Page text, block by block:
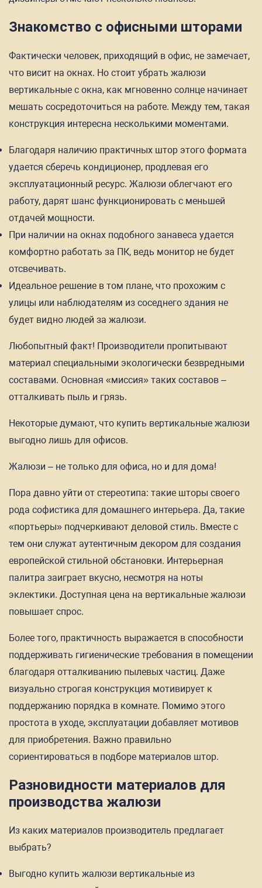
Знакомство с офисными шторами
Фактически человек, приходящий в офис, не замечает,
что висит на окнах. Но стоит убрать жалюзи
вертикальные с окна, как мгновенно солнце начинает
мешать сосредоточиться на работе. Между тем, такая
конструкция интересна несколькими моментами.
Благодаря наличию практичных штор этого формата
удается сберечь кондиционер, продлевая его
эксплуатационный ресурс. Жалюзи облегчают его
работу, дарят шанс функционировать с меньшей
отдачей мощности.
При наличии на окнах подобного занавеса удается
комфортно работать за ПК, ведь монитор не будет
отсвечивать.
Идеальное решение в том плане, что прохожим с
улицы или наблюдателям из соседнего здания не
будет видно людей за жалюзи.
Любопытный факт! Производители пропитывают
материал специальными экологически безвредными
составами. Основная «миссия» таких составов –
отталкивать пыль и грязь.
Некоторые думают, что купить вертикальные жалюзи
выгодно лишь для офисов.
Жалюзи – не только для офиса, но и для дома!
Пора давно уйти от стереотипа: такие шторы своего
рода софистика для домашнего интерьера. Да, такие
«портьеры» подчеркивают деловой стиль. Вместе с
тем они служат аутентичным декором для создания
европейской стильной обстановки. Интерьерная
палитра заиграет вкусно, несмотря на ноты
эклектики. Доступная цена на вертикальные жалюзи
повышает спрос.
Более того, практичность выражается в способности
поддерживать гигиенические требования в помещении
благодаря отталкиванию пылевых частиц. Даже
визуально строгая конструкция мотивирует к
поддержанию порядка в комнате. Помимо этого
простота в уходе, эксплуатации добавляет мотивов
для приобретения. Важно правильно
сориентироваться в подборе материалов штор.
Разновидности материалов для
производства жалюзи
Из каких материалов производитель предлагает
выбрать?
Выгодно купить жалюзи вертикальные из